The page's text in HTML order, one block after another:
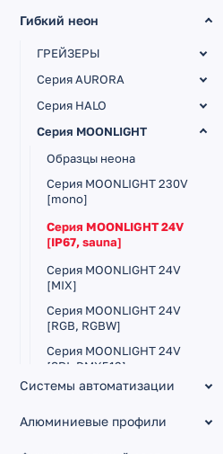
Гибкий неон
ГРЕЙЗЕРЫ
Серия AURORA
Серия HALO
Серия MOONLIGHT
Образцы неона
Серия MOONLIGHT 230V
[mono]
Серия MOONLIGHT 24V
[IP67, sauna]
Серия MOONLIGHT 24V
[MIX]
Серия MOONLIGHT 24V
[RGB, RGBW]
Серия MOONLIGHT 24V
[SPI, DMX512]
Серия MOONLIGHT 3D 24V
Серия MOONLIGHT
Системы автоматизации
Алюминиевые профили